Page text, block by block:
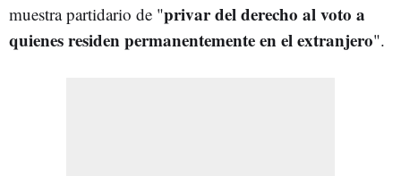
muestra partidario de "privar del derecho al voto a
quienes residen permanentemente en el extranjero".